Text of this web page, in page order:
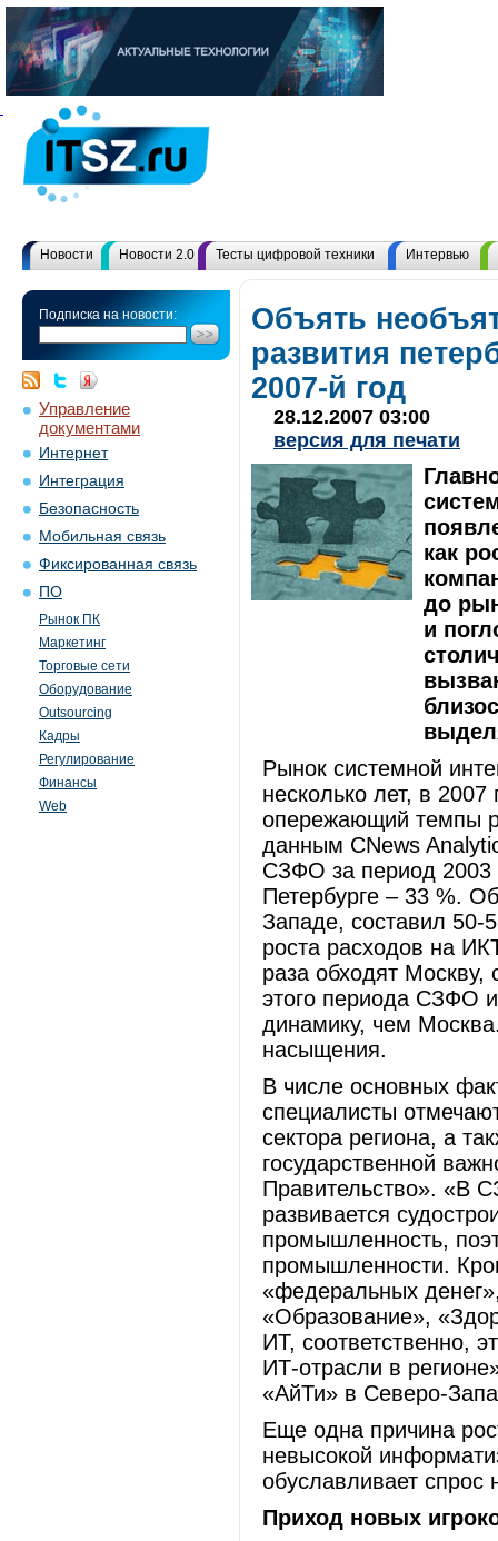
Новости Новости 2.0 Тесты цифровой техники Интервью
Подписка на новости:
Управление
документами
Интернет
Интеграция
Безопасность
Мобильная связь
Фиксированная связь
ПО
Рынок ПК
Маркетинг
Торговые сети
Оборудование
Outsourcing
Кадры
Регулирование
Финансы
Web
Объять
развития
2007-й год
28.12.2007 03:00
версия для печати
как
до
и
Рынок системной
несколько лет, в
опережающий темпы
данным CNews
СЗФО за период 2003
Петербурге – 33 %.
Западе, составил
роста расходов на
раза обходят Москву,
этого периода СЗФО
динамику, чем
насыщения.
В числе основных
специалисты
сектора региона, а
государственной
Правительство». «В
развивается
промышленность,
промышленности.
«федеральных
«Образование»,
ИТ, соответственно,
ИТ-отрасли в
«АйТи» в Северо-
Еще одна причина
невысокой
обуславливает
Приход новых